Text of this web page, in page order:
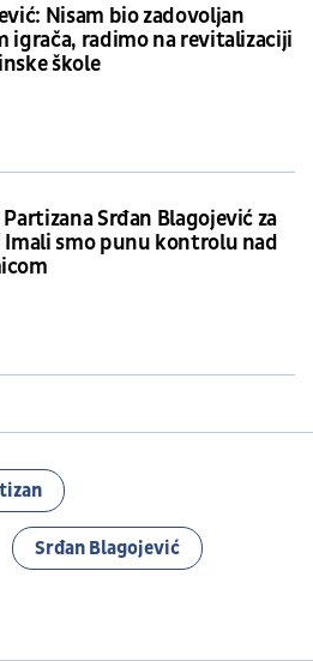
Nisam bio zadovoljan
igrača, radimo na revitalizaciji
škole
Srđan Blagojević za
Imali smo punu kontrolu nad
Srđan Blagojević